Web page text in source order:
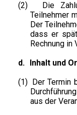
(2)
Die
Teilnehmer
Der
dass er
Rechnung in
d. Inhalt und
(1) Der Termin
aus der